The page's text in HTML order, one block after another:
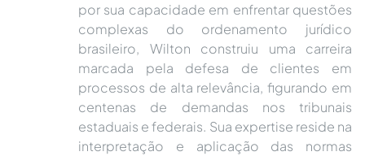
por sua capacidade em enfrentar questões
complexas do ordenamento jurídico
brasileiro, Wilton construiu uma carreira
marcada pela defesa de clientes em
processos de alta relevância, figurando em
centenas de demandas nos tribunais
estaduais e federais. Sua expertise reside na
interpretação e aplicação das normas